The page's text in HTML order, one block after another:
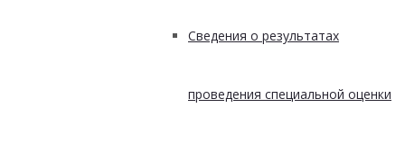
Сведения о результатах
проведения специальной оценки